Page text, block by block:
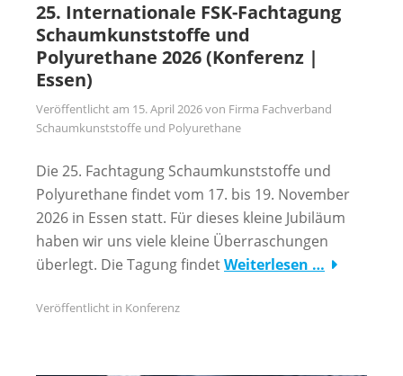
25. Internationale FSK-Fachtagung
Schaumkunststoffe und
Polyurethane 2026 (Konferenz |
Essen)
Veröffentlicht am 15. April 2026von Firma Fachverband
Schaumkunststoffe und Polyurethane
Die 25. Fachtagung Schaumkunststoffe und
Polyurethane findet vom 17. bis 19. November
2026 in Essen statt. Für dieses kleine Jubiläum
haben wir uns viele kleine Überraschungen
überlegt. Die Tagung findetWeiterlesen …
Veröffentlicht in Konferenz